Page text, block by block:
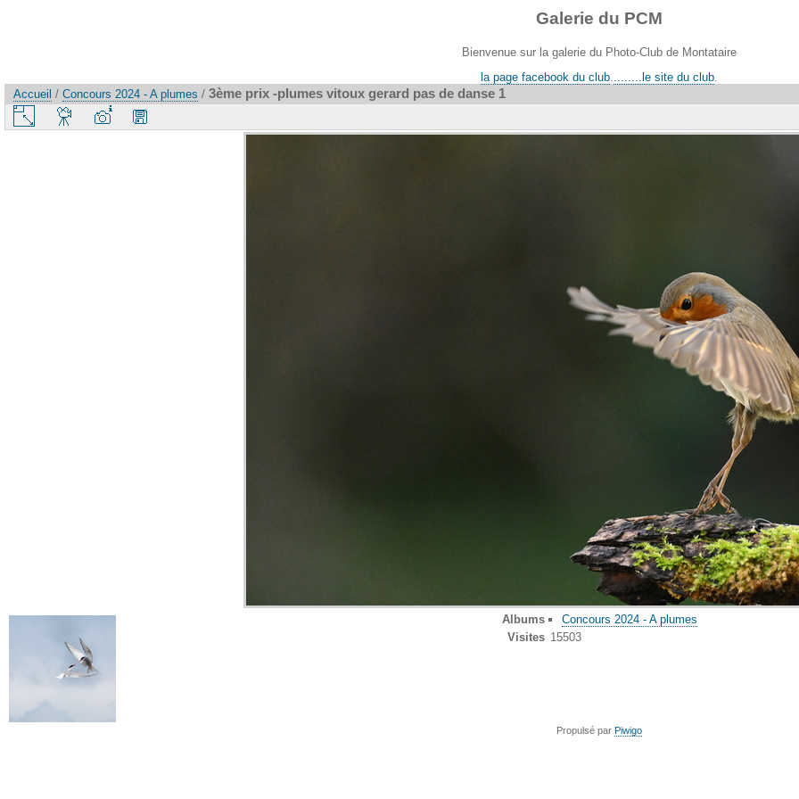
Galerie du PCM
Bienvenue sur la galerie du Photo-Club de Montataire
la page facebook du club
........le site du club
Accueil / Concours 2024 - A plumes / 3ème prix -plumes vitoux gerard pas de danse 1
Albums
Concours 2024 - A plumes
Visites 15503
Propulsé par Piwigo